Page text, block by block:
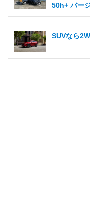
50h+ バー
SUVなら